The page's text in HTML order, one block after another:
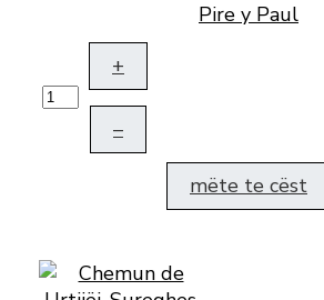
Pire y Paul
+
–
mëte te cëst